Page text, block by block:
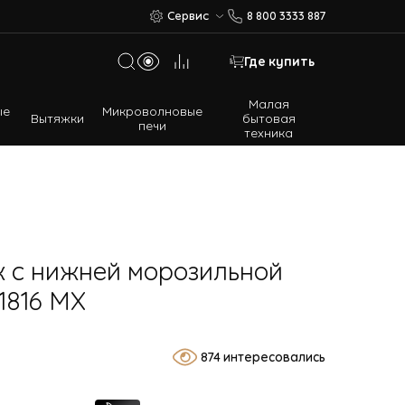
Сервис 8 800 3333 887
Где купить
Вытяжки Микроволновые
печи
Малая
бытовая
техника
Многодверные холодильники
с нижней морозильной
MX
874 интересовались